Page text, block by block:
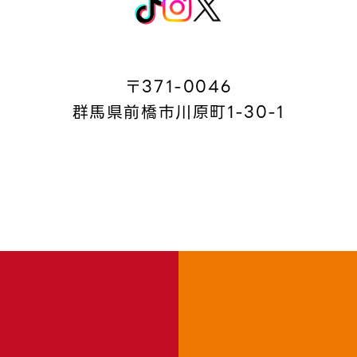
〒371-0046
群馬県前橋市川原町1-30-1